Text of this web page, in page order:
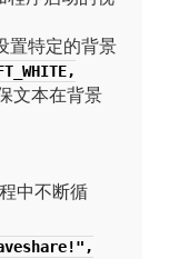
置特定的背景
文本在背景
中不断循